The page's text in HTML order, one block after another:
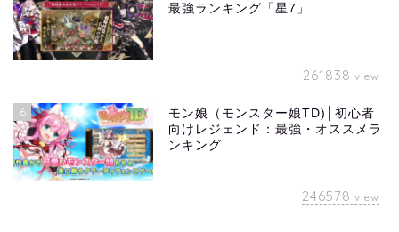
最強ランキング「星7」
261838 view
6
モン娘（モンスター娘TD)│初心者
向けレジェンド：最強・オススメラ
ンキング
246578 view